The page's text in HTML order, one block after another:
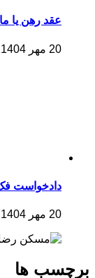
عقد رهن یا
20 مهر 1404
دادخواست
20 مهر 1404
برچسب ها